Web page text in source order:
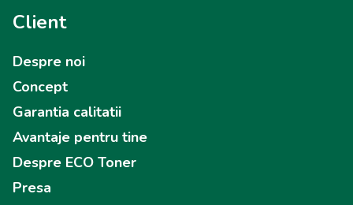
Client
Despre noi
Concept
Garantia calitatii
Avantaje pentru tine
Despre ECO Toner
Presa